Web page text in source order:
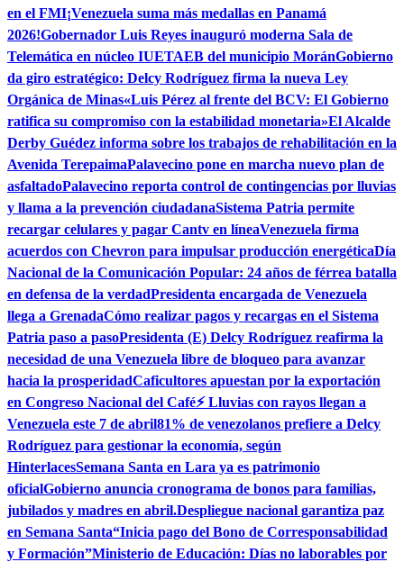
en el FMI¡Venezuela suma más medallas en Panamá
2026!Gobernador Luis Reyes inauguró moderna Sala de
Telemática en núcleo IUETAEB del municipio MoránGobierno
da giro estratégico: Delcy Rodríguez firma la nueva Ley
Orgánica de Minas«Luis Pérez al frente del BCV: El Gobierno
ratifica su compromiso con la estabilidad monetaria»El Alcalde
Derby Guédez informa sobre los trabajos de rehabilitación en la
Avenida TerepaimaPalavecino pone en marcha nuevo plan de
asfaltadoPalavecino reporta control de contingencias por lluvias
y llama a la prevención ciudadanaSistema Patria permite
recargar celulares y pagar Cantv en líneaVenezuela firma
acuerdos con Chevron para impulsar producción energéticaDía
Nacional de la Comunicación Popular: 24 años de férrea batalla
en defensa de la verdadPresidenta encargada de Venezuela
llega a GrenadaCómo realizar pagos y recargas en el Sistema
Patria paso a pasoPresidenta (E) Delcy Rodríguez reafirma la
necesidad de una Venezuela libre de bloqueo para avanzar
hacia la prosperidadCaficultores apuestan por la exportación
en Congreso Nacional del Café⚡ Lluvias con rayos llegan a
Venezuela este 7 de abril81% de venezolanos prefiere a Delcy
Rodríguez para gestionar la economía, según
HinterlacesSemana Santa en Lara ya es patrimonio
oficialGobierno anuncia cronograma de bonos para familias,
jubilados y madres en abril.Despliegue nacional garantiza paz
en Semana Santa“Inicia pago del Bono de Corresponsabilidad
y Formación”Ministerio de Educación: Días no laborables por